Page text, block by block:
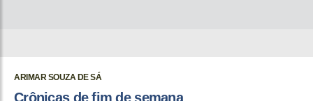
ARIMAR SOUZA DE SÁ
Crônicas de fim de semana